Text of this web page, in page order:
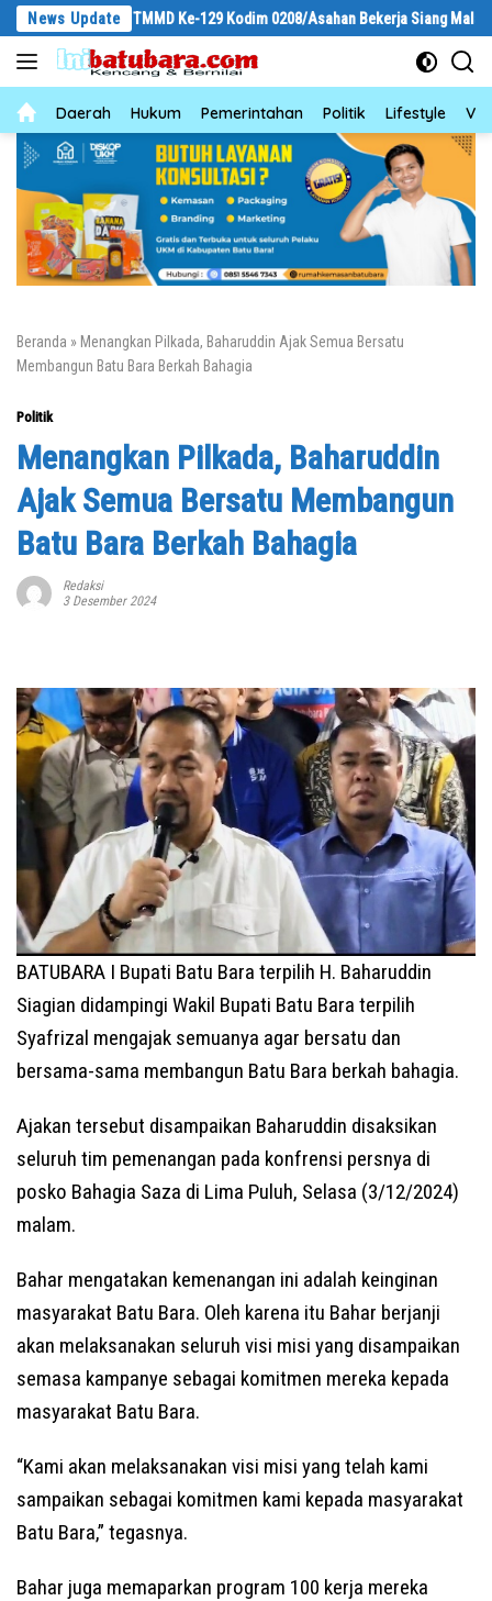
Langsung
konten
News Update
TMMD Ke-129 Kodim 0208/Asahan Bekerja Siang Malam Demi
NewsDaerah Hukum Pemerintahan Politik Lifestyle
Beranda » Menangkan Pilkada, Baharuddin Ajak Semua Bersatu
Membangun Batu Bara Berkah Bahagia
Politik
Menangkan Pilkada, Baharuddin
Ajak Semua Bersatu Membangun
Batu Bara Berkah Bahagia
Redaksi
3 Desember 2024
BATUBARA I Bupati Batu Bara terpilih H. Baharuddin
Siagian didampingi Wakil Bupati Batu Bara terpilih
Syafrizal mengajak semuanya agar bersatu dan
bersama-sama membangun Batu Bara berkah bahagia.
Ajakan tersebut disampaikan Baharuddin disaksikan
seluruh tim pemenangan pada konfrensi persnya di
posko Bahagia Saza di Lima Puluh, Selasa (3/12/2024)
malam.
Bahar mengatakan kemenangan ini adalah keinginan
masyarakat Batu Bara. Oleh karena itu Bahar berjanji
akan melaksanakan seluruh visi misi yang disampaikan
semasa kampanye sebagai komitmen mereka kepada
masyarakat Batu Bara.
“Kami akan melaksanakan visi misi yang telah kami
sampaikan sebagai komitmen kami kepada masyarakat
Batu Bara,” tegasnya.
Bahar juga memaparkan program 100 kerja mereka